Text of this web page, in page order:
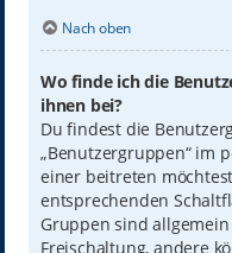
Nach oben
Wo finde ich die
ihnen bei?
Du findest die
„Benutzergruppen“ im
einer beitreten
entsprechenden
Gruppen sind
Freischaltung, andere